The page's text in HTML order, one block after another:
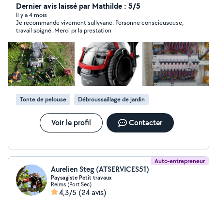
toiture,paysagiste, montage de meubles, piscine,
nettoyage pc et console de jeux ,je loue aussi matériel
Karcher et .extracteur injecteur bissel pro Ma conjointe
vous propose ses services pour vous aider dans le
repassage (12 de l'heure) à notre domicile, elle vous
propose également de l'aide à domicile (elle exerce le
métier d'aide-soignante), garde d'enfants et jardinage.
Elle peut également vous aider dans tout ce qui
administratif notamment impôt et gestion de votre
budget. Titulaire d'un BAC ST2S, d'un CQP Assistante
Médicale
Dernier avis laissé par Mathilde : 5/5
Il y a 4 mois
Je recommande vivement sullyvane. Personne conscieuseuse,
travail soigné. Merci pr la prestation
Tonte de pelouse Débroussaillage de jardin
Voir le profil Contacter
Auto-entrepreneur
Aurelien Steg (ATSERVICES51)
Paysagiste Petit travaux
Reims (Port Sec)
4,3/5 (24 avis)